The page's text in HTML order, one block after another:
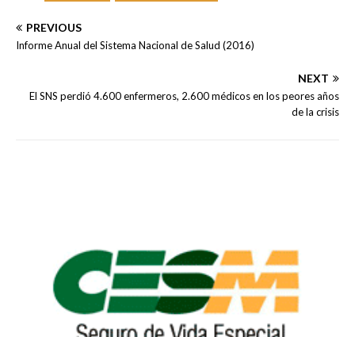
PREVIOUS
Informe Anual del Sistema Nacional de Salud (2016)
NEXT
El SNS perdió 4.600 enfermeros, 2.600 médicos en los peores años
de la crisis